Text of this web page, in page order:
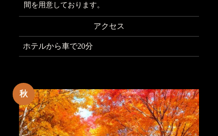
間を用意しております。
アクセス
ホテルから車で20分
秋